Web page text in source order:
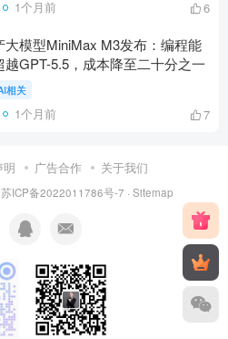
1个月前 6
大模型MiniMax M3发布：编程能
越GPT-5.5，成本降至二十分之一
相关
1个月前 7
明 广告合作 关于我们
苏ICP备2022011786号-7 · Sitemap